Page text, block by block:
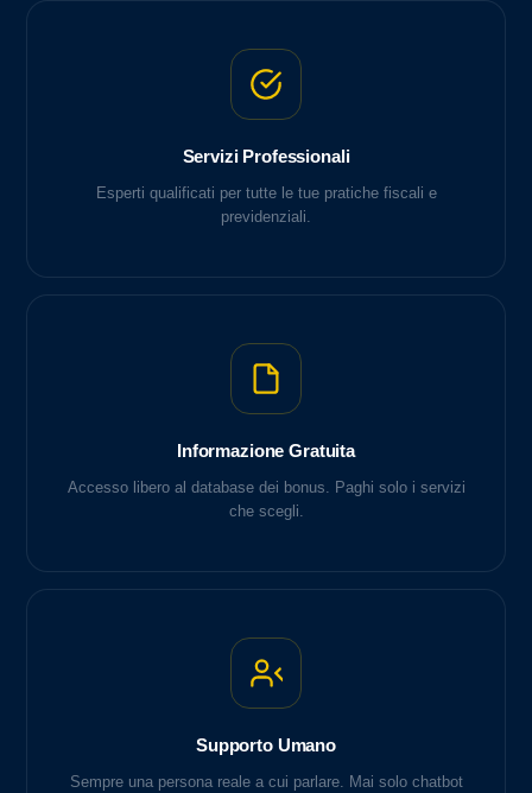
Servizi Professionali
Esperti qualificati per tutte le tue pratiche fiscali e
previdenziali.
Informazione Gratuita
Accesso libero al database dei bonus. Paghi solo i servizi
che scegli.
Supporto Umano
Sempre una persona reale a cui parlare. Mai solo chatbot